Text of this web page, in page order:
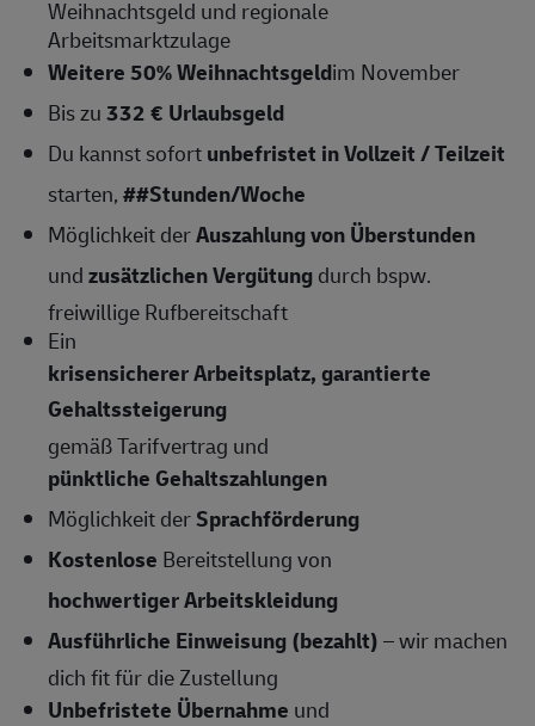
Weihnachtsgeld und regionale
Arbeitsmarktzulage
Weitere 50% Weihnachtsgeldim November
Bis zu332 € Urlaubsgeld
Du kannst sofortunbefristet in Vollzeit / Teilzeit
starten,##Stunden/Woche
Möglichkeit derAuszahlung von Überstunden
undzusätzlichen Vergütungdurch bspw.
freiwillige Rufbereitschaft
Ein
krisensicherer Arbeitsplatz, garantierte
Gehaltssteigerung
gemäß Tarifvertrag und
pünktliche Gehaltszahlungen
Möglichkeit derSprachförderung
Kostenlose Bereitstellung von
hochwertiger Arbeitskleidung
Ausführliche Einweisung (bezahlt)– wir machen
dich fit für die Zustellung
Unbefristete Übernahme und